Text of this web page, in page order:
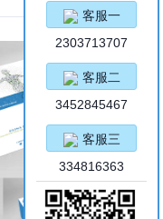
客服一
2303713707
客服二
3452845467
客服三
334816363